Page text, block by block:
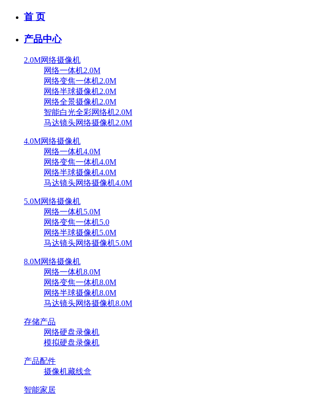
首 页
产品中心
2.0M网络摄像机
网络一体机2.0M
网络变焦一体机2.0M
网络半球摄像机2.0M
网络全景摄像机2.0M
智能白光全彩网络机2.0M
马达镜头网络摄像机2.0M
4.0M网络摄像机
网络一体机4.0M
网络变焦一体机4.0M
网络半球摄像机4.0M
马达镜头网络摄像机4.0M
5.0M网络摄像机
网络一体机5.0M
网络变焦一体机5.0
网络半球摄像机5.0M
马达镜头网络摄像机5.0M
8.0M网络摄像机
网络一体机8.0M
网络变焦一体机8.0M
网络半球摄像机8.0M
马达镜头网络摄像机8.0M
存储产品
网络硬盘录像机
模拟硬盘录像机
产品配件
摄像机藏线盒
智能家居